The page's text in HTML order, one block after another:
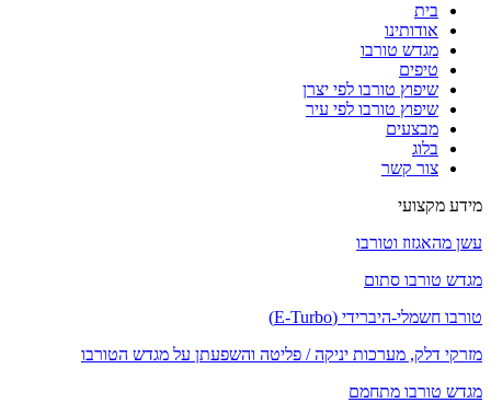
בית
אודותינו
מגדש טורבו
טיפים
שיפוץ טורבו לפי יצרן
שיפוץ טורבו לפי עיר
מבצעים
בלוג
צור קשר
מידע מקצועי
עשן מהאגזוז וטורבו
מגדש טורבו סתום
טורבו חשמלי-היברידי (E-Turbo)
מזרקי דלק, מערכות יניקה / פליטה והשפעתן על מגדש הטורבו
מגדש טורבו מתחמם